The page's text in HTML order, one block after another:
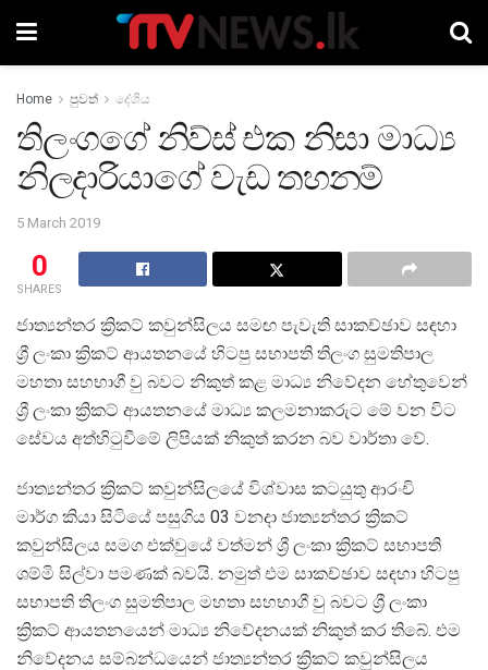
Home පුවත් දේශීය
තිලංගගේ නිව්ස් එක නිසා මාධ්‍ය
නිලදාරියාගේ වැඩ තහනම්
5 March 2019
0
SHARES
ජාත්‍යන්තර ක්‍රිකට් කවුන්සිලය සමඟ පැවැති සාකච්ඡාව සඳහා
ශ්‍රී ලංකා ක්‍රිකට් ආයතනයේ හිටපු සභාපති තිලංග සුමතිපාල
මහතා සහභාගී වු බවට නිකුත් කළ මාධ්‍ය නිවේදන හේතුවෙන්
ශ්‍රී ලංකා ක්‍රිකට් ආයතනයේ මාධ්‍ය කලමනාකරුට මේ වන විට
සේවය අත්හිටුවීමේ ලිපියක් නිකුත් කරන බව වාර්තා වේ.
ජාත්‍යන්තර ක්‍රිකට් කවුන්සිලයේ විශ්වාස කටයුතු ආරංචි
මාර්ග කියා සිටියේ පසුගිය 03 වනදා ජාත්‍යන්තර ක්‍රිකට්
කවුන්සිලය සමග එක්වුයේ වත්මන් ශ්‍රී ලංකා ක්‍රිකට් සභාපති
ශම්මි සිල්වා පමණක් බවයි. නමුත් එම සාකච්ඡාව සඳහා හිටපු
සභාපති තිලංග සුමතිපාල මහතා සහභාගී වු බවට ශ්‍රී ලංකා
ක්‍රිකට් ආයතනයෙන් මාධ්‍ය නිවේදනයක් නිකුත් කර තිබේ. එම
නිවේදනය සම්බන්ධයෙන් ජාත්‍යන්තර ක්‍රිකට් කවුන්සිලය